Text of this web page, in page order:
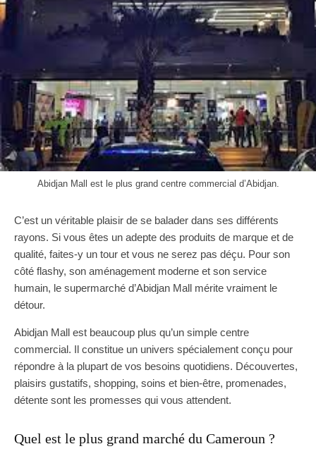
Abidjan Mall est le plus grand centre commercial d’Abidjan.
C’est un véritable plaisir de se balader dans ses différents
rayons. Si vous êtes un adepte des produits de marque et de
qualité, faites-y un tour et vous ne serez pas déçu. Pour son
côté flashy, son aménagement moderne et son service
humain, le supermarché d’Abidjan Mall mérite vraiment le
détour.
Abidjan Mall est beaucoup plus qu’un simple centre
commercial. Il constitue un univers spécialement conçu pour
répondre à la plupart de vos besoins quotidiens. Découvertes,
plaisirs gustatifs, shopping, soins et bien-être, promenades,
détente sont les promesses qui vous attendent.
Quel est le plus grand marché du Cameroun ?